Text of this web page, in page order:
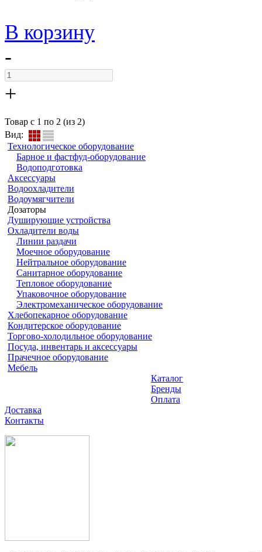
В корзину
-
+
Товар с 1 по 2 (из 2)
Вид:
Технологическое оборудование
Барное и фастфуд-оборудование
Водоподготовка
Аксессуары
Водоохладители
Водоумягчители
Дозаторы
Душирующие устройства
Охладители воды
Линии раздачи
Моечное оборудование
Нейтральное оборудование
Санитарное оборудование
Тепловое оборудование
Упаковочное оборудование
Электромеханическое оборудование
Хлебопекарное оборудование
Кондитерское оборудование
Торгово-холодильное оборудование
Посуда, инвентарь и аксессуары
Прачечное оборудование
Мебель
Каталог
Бренды
Оплата
Доставка
Контакты